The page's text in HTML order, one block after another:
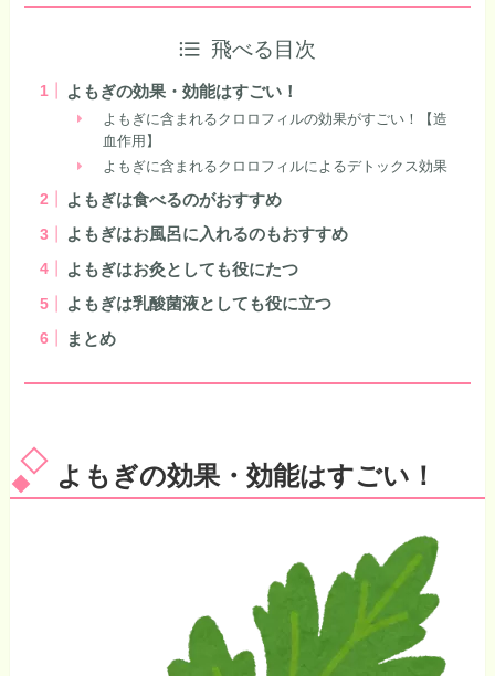
飛べる目次
よもぎの効果・効能はすごい！
よもぎに含まれるクロロフィルの効果がすごい！【造
血作用】
よもぎに含まれるクロロフィルによるデトックス効果
よもぎは食べるのがおすすめ
よもぎはお風呂に入れるのもおすすめ
よもぎはお灸としても役にたつ
よもぎは乳酸菌液としても役に立つ
まとめ
よもぎの効果・効能はすごい！